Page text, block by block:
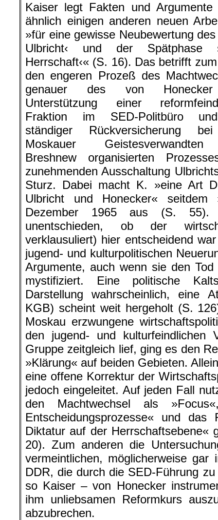
Kaiser legt Fakten und
ähnlich einigen anderen neuen
»für eine gewisse Neubewertung des
Ulbricht‹ und der Spätphase
Herrschaft‹« (S. 16). Das betrifft
den engeren Prozeß des
genauer des von
Unterstützung einer
Fraktion im SED-Politbüro
ständiger Rückversicherung
Moskauer
Breshnew organisierten
zunehmenden Ausschaltung
Sturz. Dabei macht K. »eine Art
Ulbricht und Honecker« seitdem
Dezember 1965 aus (S.
unentschieden, ob der
verklausuliert) hier entscheidend
jugend- und kulturpolitischen
Argumente, auch wenn sie den
mystifiziert. Eine politische
Darstellung wahrscheinlich, eine
KGB) scheint weit hergeholt (S.
Moskau erzwungene
den jugend- und kulturfeindlichen
Gruppe zeitgleich lief, ging es den
»Klärung« auf beiden Gebieten.
eine offene Korrektur der
jedoch eingeleitet. Auf jeden Fall
den Machtwechsel als
Entscheidungsprozesse« und das
Diktatur auf der Herrschaftsebene«
20). Zum anderen die
vermeintlichen, möglicherweise gar
DDR, die durch die SED-Führung
so Kaiser – von Honecker
ihm unliebsamen Reformkurs
abzubrechen.